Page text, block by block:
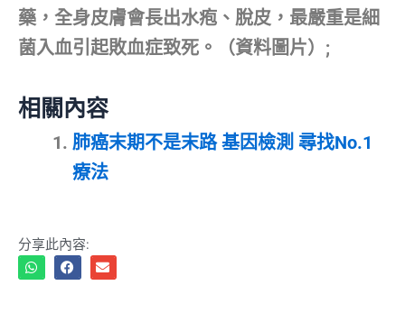
藥，全身皮膚會長出水疱、脫皮，最嚴重是細
菌入血引起敗血症致死。（資料圖片）;
相關內容
肺癌末期不是末路 基因檢測 尋找No.1
療法
分享此內容: